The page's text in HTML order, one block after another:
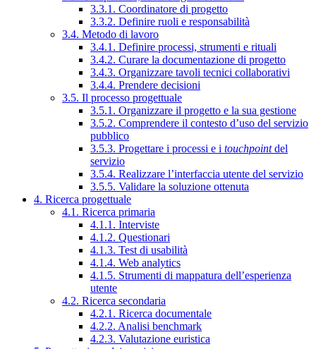
3.3.1. Coordinatore di progetto
3.3.2. Definire ruoli e responsabilità
3.4. Metodo di lavoro
3.4.1. Definire processi, strumenti e rituali
3.4.2. Curare la documentazione di progetto
3.4.3. Organizzare tavoli tecnici collaborativi
3.4.4. Prendere decisioni
3.5. Il processo progettuale
3.5.1. Organizzare il progetto e la sua gestione
3.5.2. Comprendere il contesto d’uso del servizio
pubblico
3.5.3. Progettare i processi e i touchpointdel
servizio
3.5.4. Realizzare l’interfaccia utente del servizio
3.5.5. Validare la soluzione ottenuta
4. Ricerca progettuale
4.1. Ricerca primaria
4.1.1. Interviste
4.1.2. Questionari
4.1.3. Test di usabilità
4.1.4. Web analytics
4.1.5. Strumenti di mappatura dell’esperienza
utente
4.2. Ricerca secondaria
4.2.1. Ricerca documentale
4.2.2. Analisi benchmark
4.2.3. Valutazione euristica